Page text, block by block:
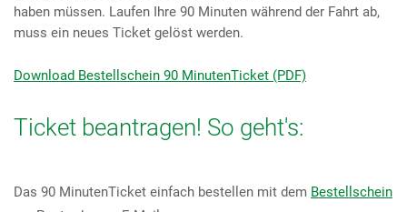
haben müssen. Laufen Ihre 90 Minuten während der Fahrt ab,
muss ein neues Ticket gelöst werden.
Download Bestellschein 90 MinutenTicket (PDF)
Ticket beantragen! So geht's:
Das 90 MinutenTicket einfach bestellen mit dem Bestellschein